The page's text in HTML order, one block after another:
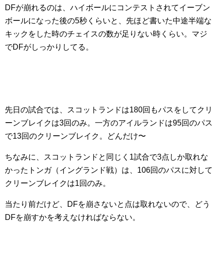
DFが崩れるのは、ハイボールにコンテストされてイーブン
ボールになった後の5秒くらいと、先ほど書いた中途半端な
キックをした時のチェイスの数が足りない時くらい。マジ
でDFがしっかりしてる。
先日の試合では、スコットランドは180回もパスをしてクリ
ーンブレイクは3回のみ。一方のアイルランドは95回のパス
で13回のクリーンブレイク。どんだけ〜
ちなみに、スコットランドと同じく1試合で3点しか取れな
かったトンガ（イングランド戦）は、106回のパスに対して
クリーンブレイクは1回のみ。
当たり前だけど、DFを崩さないと点は取れないので、どう
DFを崩すかを考えなければならない。